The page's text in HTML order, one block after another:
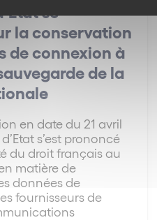
se
la conservation
de connexion à
de la
en date du 21 avril
s’est prononcé
du droit français au
matière de
données de
fournisseurs de